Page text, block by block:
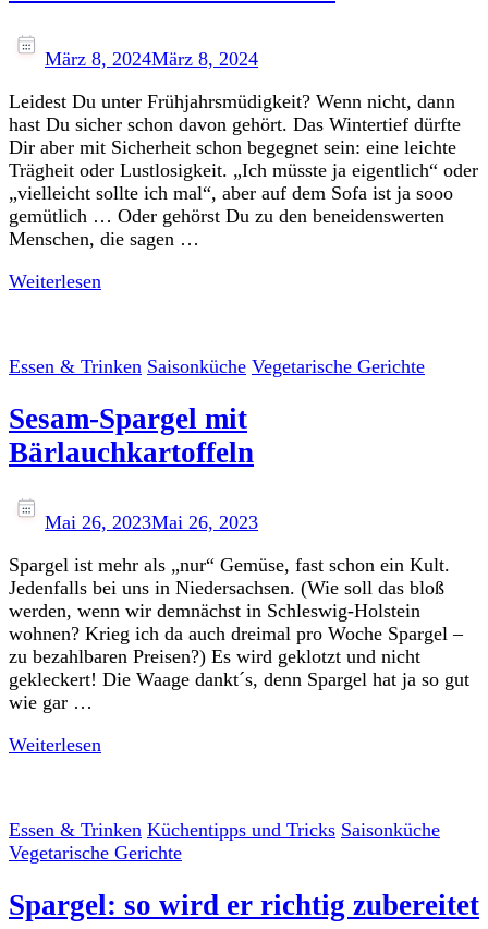
März 8, 2024März 8, 2024
Leidest Du unter Frühjahrsmüdigkeit? Wenn nicht, dann
hast Du sicher schon davon gehört. Das Wintertief dürfte
Dir aber mit Sicherheit schon begegnet sein: eine leichte
Trägheit oder Lustlosigkeit. „Ich müsste ja eigentlich“ oder
„vielleicht sollte ich mal“, aber auf dem Sofa ist ja sooo
gemütlich … Oder gehörst Du zu den beneidenswerten
Menschen, die sagen …
Weiterlesen
Essen & Trinken Saisonküche Vegetarische Gerichte
Sesam-Spargel mit
Bärlauchkartoffeln
Mai 26, 2023Mai 26, 2023
Spargel ist mehr als „nur“ Gemüse, fast schon ein Kult.
Jedenfalls bei uns in Niedersachsen. (Wie soll das bloß
werden, wenn wir demnächst in Schleswig-Holstein
wohnen? Krieg ich da auch dreimal pro Woche Spargel –
zu bezahlbaren Preisen?) Es wird geklotzt und nicht
gekleckert! Die Waage dankt´s, denn Spargel hat ja so gut
wie gar …
Weiterlesen
Essen & Trinken Küchentipps und Tricks Saisonküche
Vegetarische Gerichte
Spargel: so wird er richtig zubereitet